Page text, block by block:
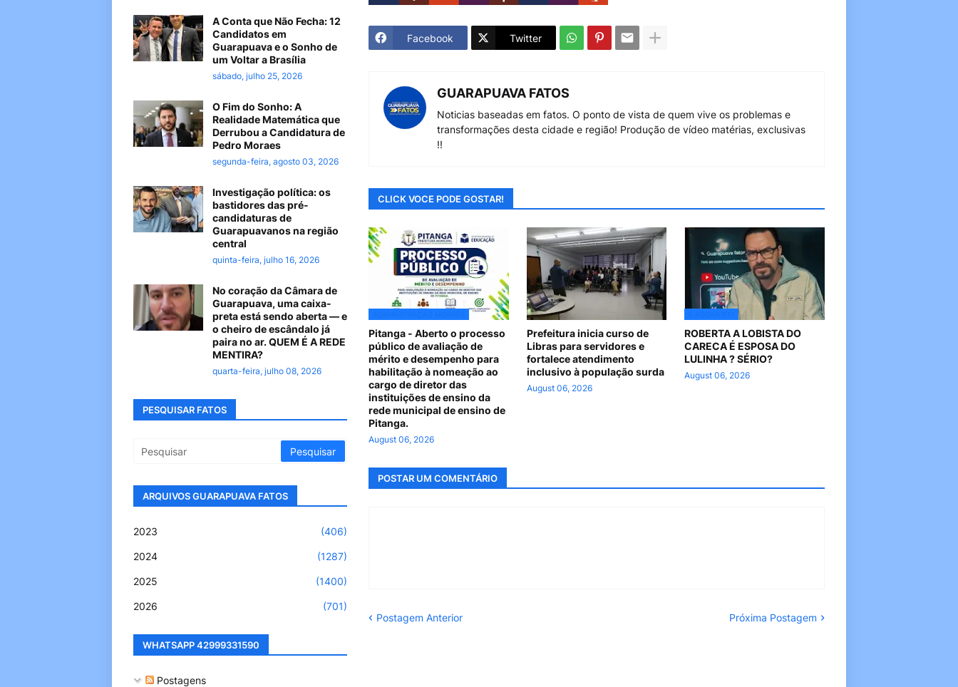
Facebook Twitter
GUARAPUAVA FATOS
Noticias baseadas em fatos. O ponto de vista de quem vive os problemas e
transformações desta cidade e região! Produção de vídeo matérias, exclusivas
!!
CLICK VOCE PODE GOSTAR!
Pitanga - Aberto o processo
público de avaliação de
mérito e desempenho para
habilitação à nomeação ao
cargo de diretor das
instituições de ensino da
rede municipal de ensino de
Pitanga.
August 06, 2026
Prefeitura inicia curso de
Libras para servidores e
fortalece atendimento
inclusivo à população surda
August 06, 2026
ROBERTA A LOBISTA DO
CARECA É ESPOSA DO
LULINHA ? SÉRIO?
August 06, 2026
POSTAR UM COMENTÁRIO
Postagem Anterior Próxima Postagem
A Conta que Não Fecha: 12
Candidatos em
Guarapuava e o Sonho de
um Voltar a Brasília
sábado, julho 25, 2026
O Fim do Sonho: A
Realidade Matemática que
Derrubou a Candidatura de
Pedro Moraes
segunda-feira, agosto 03, 2026
Investigação política: os
bastidores das pré-
candidaturas de
Guarapuavanos na região
central
quinta-feira, julho 16, 2026
No coração da Câmara de
Guarapuava, uma caixa-
preta está sendo aberta — e
o cheiro de escândalo já
paira no ar. QUEM É A REDE
MENTIRA?
quarta-feira, julho 08, 2026
PESQUISAR FATOS
ARQUIVOS GUARAPUAVA FATOS
2023 (406)
2024 (1287)
2025 (1400)
2026 (701)
WHATSAPP 42999331590
Postagens